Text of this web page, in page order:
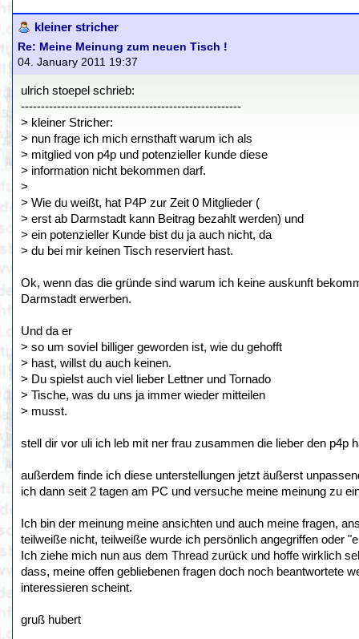
kleiner stricher
Re: Meine Meinung zum neuen Tisch !
04. January 2011 19:37
ulrich stoepel schrieb:
-------------------------------------------------------
> kleiner Stricher:
> nun frage ich mich ernsthaft warum ich als
> mitglied von p4p und potenzieller kunde diese
> information nicht bekommen darf.
>
> Wie du weißt, hat P4P zur Zeit 0 Mitglieder (
> erst ab Darmstadt kann Beitrag bezahlt werden) und
> ein potenzieller Kunde bist du ja auch nicht, da
> du bei mir keinen Tisch reserviert hast.
Ok, wenn das die gründe sind warum ich keine auskunft
Darmstadt erwerben.
Und da er
> so um soviel billiger geworden ist, wie du gehofft
> hast, willst du auch keinen.
> Du spielst auch viel lieber Lettner und Tornado
> Tische, was du uns ja immer wieder mitteilen
> musst.
stell dir vor uli ich leb mit ner frau zusammen die lieber den p4p
außerdem finde ich diese unterstellungen jetzt äußerst
ich dann seit 2 tagen am PC und versuche meine meinung zu
Ich bin der meinung meine ansichten und auch meine fragen,
teilweiße nicht, teilweiße wurde ich persönlich angegriffen oder
Ich ziehe mich nun aus dem Thread zurück und hoffe wirklich
dass, meine offen gebliebenen fragen doch noch beantwortete
interessieren scheint.
gruß hubert